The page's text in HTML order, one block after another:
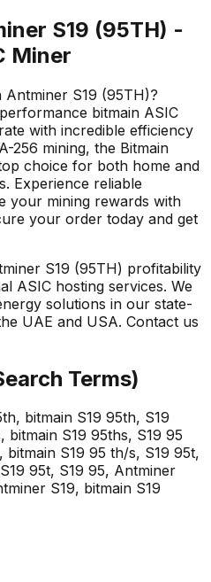
S19 (95TH) -
Miner
S19 (95TH)?
bitmain ASIC
with incredible efficiency
256 mining, the Bitmain
choice for both home and
Experience reliable
your mining rewards with
your order today and get
S19 (95TH) profitability
ASIC hosting services. We
solutions in our state-
UAE and USA. Contact us
Terms)
bitmain S19 95th, S19
S19 95ths, S19 95
S19 95 th/s, S19 95t,
95t, S19 95, Antminer
S19, bitmain S19